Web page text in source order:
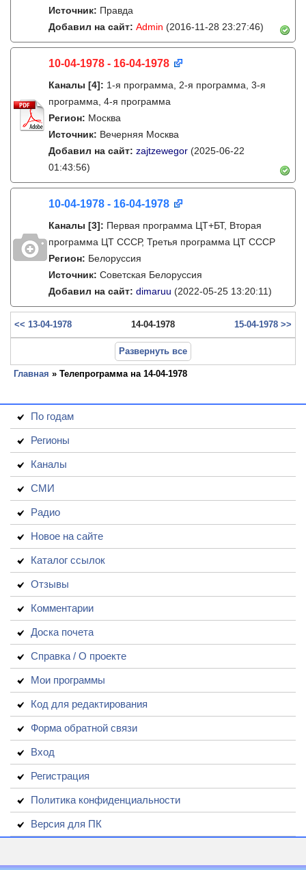
Источник: Правда
Добавил на сайт: Admin (2016-11-28 23:27:46)
10-04-1978 - 16-04-1978
Каналы [4]: 1-я программа, 2-я программа, 3-я
программа, 4-я программа
Регион: Москва
Источник: Вечерняя Москва
Добавил на сайт: zajtzewegor (2025-06-22
01:43:56)
10-04-1978 - 16-04-1978
Каналы [3]: Первая программа ЦТ+БТ, Вторая
программа ЦТ ССCР, Третья программа ЦТ ССCР
Регион: Белоруссия
Источник: Советская Белоруссия
Добавил на сайт: dimaruu (2022-05-25 13:20:11)
<< 13-04-1978 14-04-1978 15-04-1978 >>
Развернуть все
Главная » Телепрограмма на 14-04-1978
По годам
Регионы
Каналы
СМИ
Радио
Новое на сайте
Каталог ссылок
Отзывы
Комментарии
Доска почета
Справка / О проекте
Мои программы
Код для редактирования
Форма обратной связи
Вход
Регистрация
Политика конфиденциальности
Версия для ПК